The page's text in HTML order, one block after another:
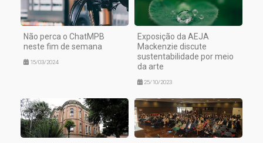
Não perca o ChatMPB
neste fim de semana
15/03/2024
Exposição da AEJA
Mackenzie discute
sustentabilidade por meio
da arte
25/10/2023